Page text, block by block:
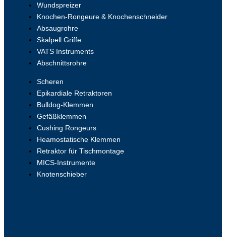
Wundspreizer
Knochen-Rongeure & Knochenschneider
Absaugrohre
Skalpell Griffe
VATS Instruments
Abschnittsrohre
Scheren
Epikardiale Retraktoren
Bulldog-Klemmen
Gefäßklemmen
Cushing Rongeurs
Heamostatische Klemmen
Retraktor für Tischmontage
MICS-Instrumente
Knotenschieber